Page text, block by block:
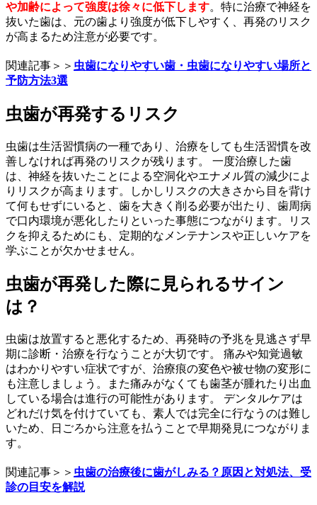
や加齢によって強度は徐々に低下します。特に治療で神経を
抜いた歯は、元の歯より強度が低下しやすく、再発のリスク
が高まるため注意が必要です。
関連記事＞＞ 虫歯になりやすい歯・虫歯になりやすい場所と
予防方法3選
虫歯が再発するリスク
虫歯は生活習慣病の一種であり、治療をしても生活習慣を改
善しなければ再発のリスクが残ります。 一度治療した歯
は、神経を抜いたことによる空洞化やエナメル質の減少によ
りリスクが高まります。しかしリスクの大きさから目を背け
て何もせずにいると、歯を大きく削る必要が出たり、歯周病
で口内環境が悪化したりといった事態につながります。リス
クを抑えるためにも、定期的なメンテナンスや正しいケアを
学ぶことが欠かせません。
虫歯が再発した際に見られるサイン
は？
虫歯は放置すると悪化するため、再発時の予兆を見逃さず早
期に診断・治療を行なうことが大切です。 痛みや知覚過敏
はわかりやすい症状ですが、治療痕の変色や被せ物の変形に
も注意しましょう。また痛みがなくても歯茎が腫れたり出血
している場合は進行の可能性があります。 デンタルケアは
どれだけ気を付けていても、素人では完全に行なうのは難し
いため、日ごろから注意を払うことで早期発見につながりま
す。
関連記事＞＞ 虫歯の治療後に歯がしみる？原因と対処法、受
診の目安を解説